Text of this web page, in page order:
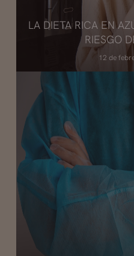
LA DIETA RICA EN
RIESGO
12 de